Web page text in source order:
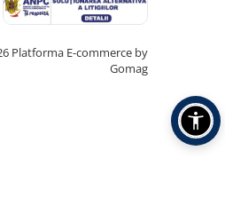
Platforma E-commerce by
Gomag